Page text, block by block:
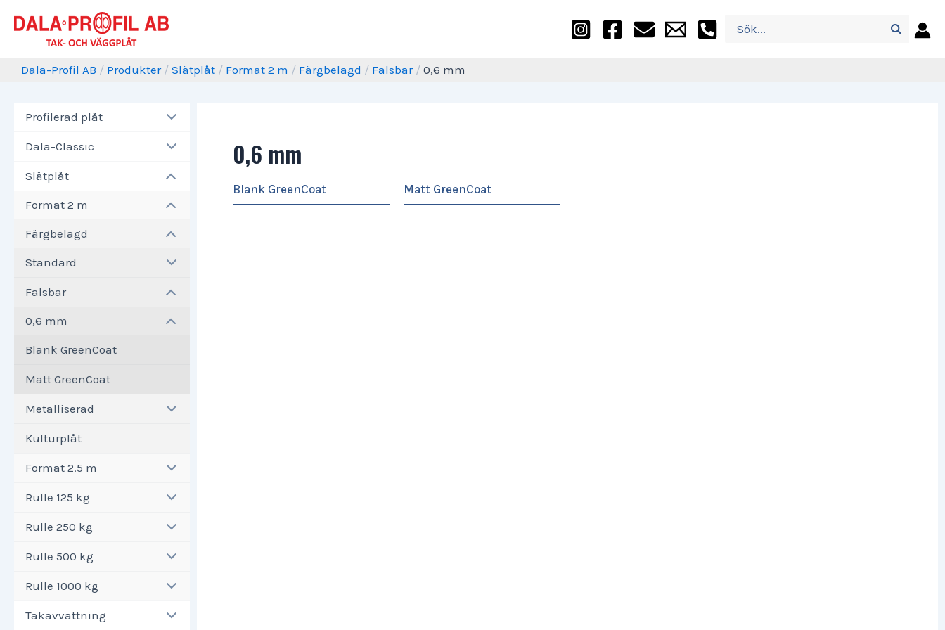
Dala-Profil AB / Produkter / Slätplåt / Format 2 m / Färgbelagd / Falsbar / 0,6 mm
Profilerad plåt
Dala-Classic
Slätplåt
Format 2 m
Färgbelagd
Standard
Falsbar
0,6 mm
Blank GreenCoat
Matt GreenCoat
Metalliserad
Kulturplåt
Format 2.5 m
Rulle 125 kg
Rulle 250 kg
Rulle 500 kg
Rulle 1000 kg
Takavvattning
0,6 mm
Blank GreenCoat Matt GreenCoat